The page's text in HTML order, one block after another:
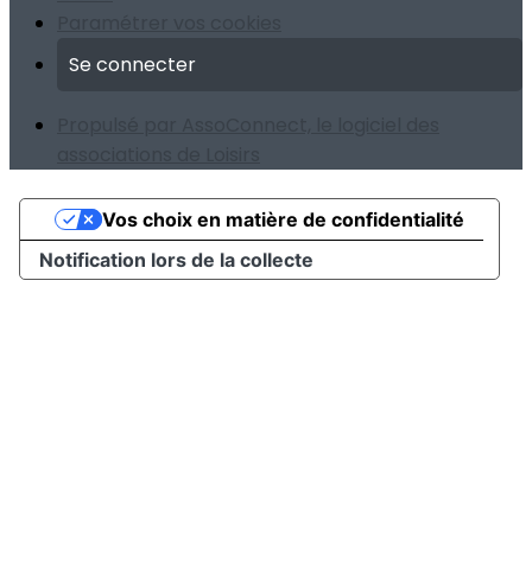
Se connecter
Notification lors de la collecte
Vos choix en matière de confidentialité